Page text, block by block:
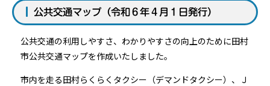
公共交通マップ（令和６年４月１日発行）
公共交通の利用しやすさ、わかりやすさの向上のために田村
市公共交通マップを作成いたしました。
市内を走る田村らくらくタクシー（デマンドタクシー）、Ｊ